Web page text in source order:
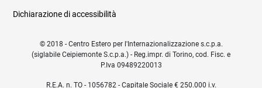
Dichiarazione di accessibilità
© 2018 - Centro Estero per l'Internazionalizzazione s.c.p.a.
(siglabile Ceipiemonte S.c.p.a.) - Reg.impr. di Torino, cod. Fisc. e
P.Iva 09489220013
R.E.A. n. TO - 1056782 - Capitale Sociale € 250.000 i.v.